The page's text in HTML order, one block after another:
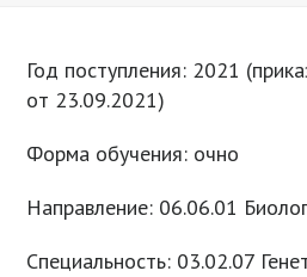
Год поступления: 2021
от 23.09.2021)
Форма обучения: очно
Направление: 06.06.01
Специальность: 03.02.07